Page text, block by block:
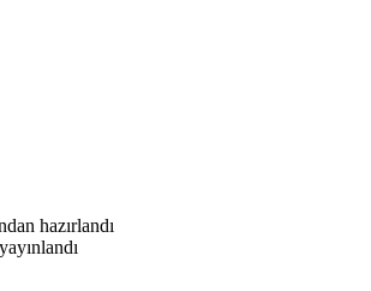
hazırlandı
yayınlandı